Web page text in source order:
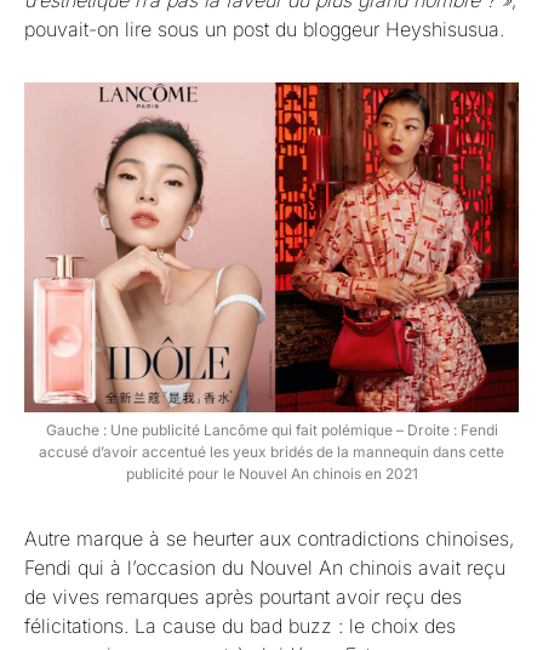
pouvait-on lire sous un post du bloggeur Heyshisusua.
Gauche : Une publicité Lancôme qui fait polémique – Droite : Fendi
accusé d’avoir accentué les yeux bridés de la mannequin dans cette
publicité pour le Nouvel An chinois en 2021
Autre marque à se heurter aux contradictions chinoises,
Fendi qui à l’occasion du Nouvel An chinois avait reçu
de vives remarques après pourtant avoir reçu des
félicitations. La cause du bad buzz : le choix des